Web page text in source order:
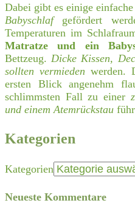
Dabei gibt es einige
Babyschlafgefördert
Temperaturen im
Matratze und ein
Bettzeug. Dicke Kissen,
sollten vermieden werden.
ersten Blick angenehm
schlimmsten Fall zu einer
und einem Atemrückstau
Kategorien
Kategorien
Neueste Kommentare